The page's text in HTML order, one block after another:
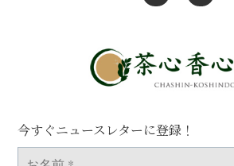
今すぐニュースレターに登録！
お